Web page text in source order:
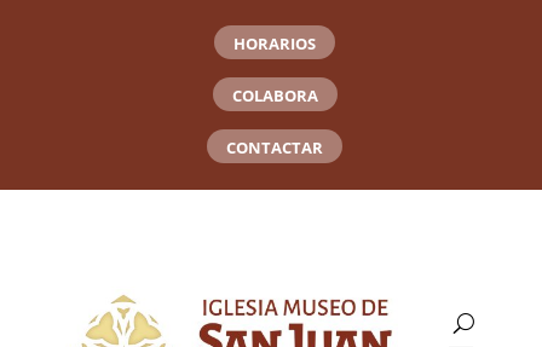
HORARIOS
COLABORA
CONTACTAR